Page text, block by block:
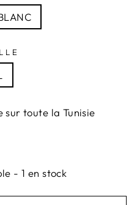
sur toute la Tunisie
- 1 en stock